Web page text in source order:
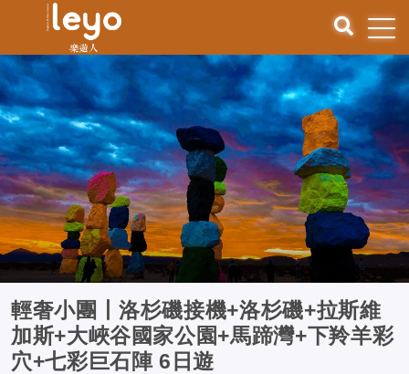
輕奢小團丨洛杉磯接機+洛杉磯+拉斯維
加斯+大峽谷國家公園+馬蹄灣+下羚羊彩
穴+七彩巨石陣 6日遊